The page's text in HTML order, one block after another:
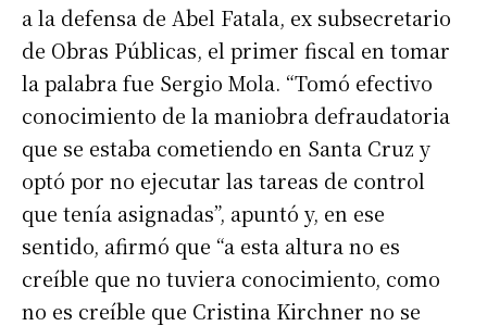
a la defensa de Abel Fatala, ex subsecretario
de Obras Públicas, el primer fiscal en tomar
la palabra fue Sergio Mola. “Tomó efectivo
conocimiento de la maniobra defraudatoria
que se estaba cometiendo en Santa Cruz y
optó por no ejecutar las tareas de control
que tenía asignadas”, apuntó y, en ese
sentido, afirmó que “a esta altura no es
creíble que no tuviera conocimiento, como
no es creíble que Cristina Kirchner no se